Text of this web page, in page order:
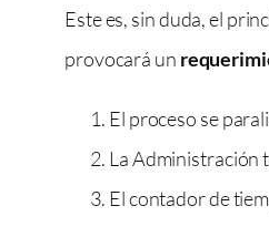
Este es, sin duda, el
provocará un
El proceso se
La Administración
El contador de